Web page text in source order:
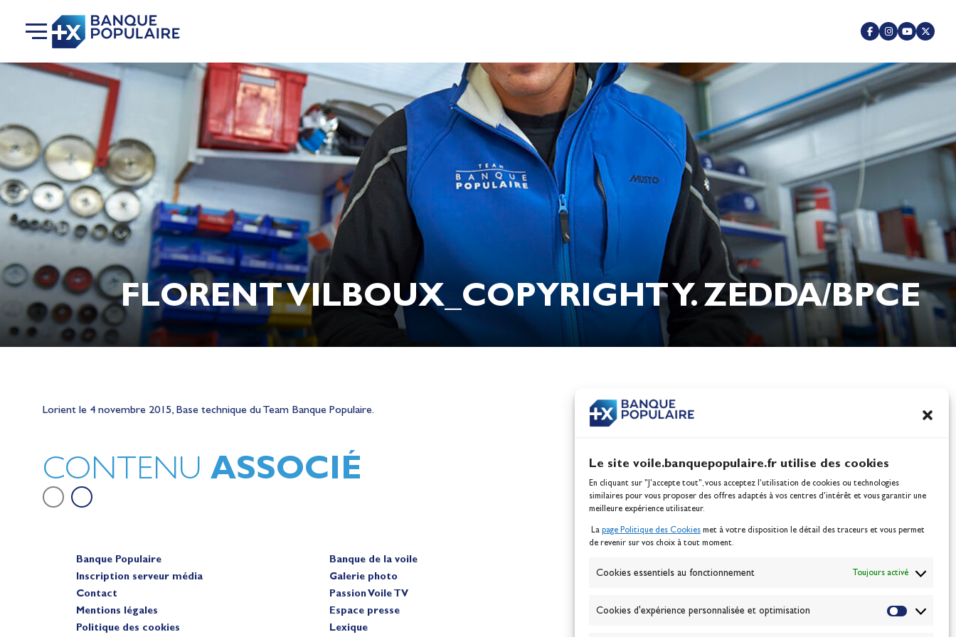
Le site voile.banquepopulaire.fr utilise des cookies
En cliquant sur "J'accepte tout", vous acceptez l’utilisation de cookies ou technologies
similaires pour vous proposer des offres adaptés à vos centres d’intérêt et vous garantir une
meilleure expérience utilisateur.
La page Politique des Cookies met à votre disposition le détail des traceurs et vous permet
de revenir sur vos choix à tout moment.
Cookies essentiels au fonctionnement Toujours activé
Cookies d'expérience personnalisée et optimisation
FLORENT VILBOUX_COPYRIGHT Y. ZEDDA/BPCE
Lorient le 4 novembre 2015, Base technique du Team Banque Populaire.
CONTENU ASSOCIÉ
sur le plan d'eau des Jeux Olympiques
Berthomieu, vice-championnes
100% Glisse - Écoles
Banque Populaire
Inscription serveur média
Contact
Mentions légales
Politique des cookies
Banque de la voile
Galerie photo
Passion Voile TV
Espace presse
Lexique
ABONNEZ-VOUS